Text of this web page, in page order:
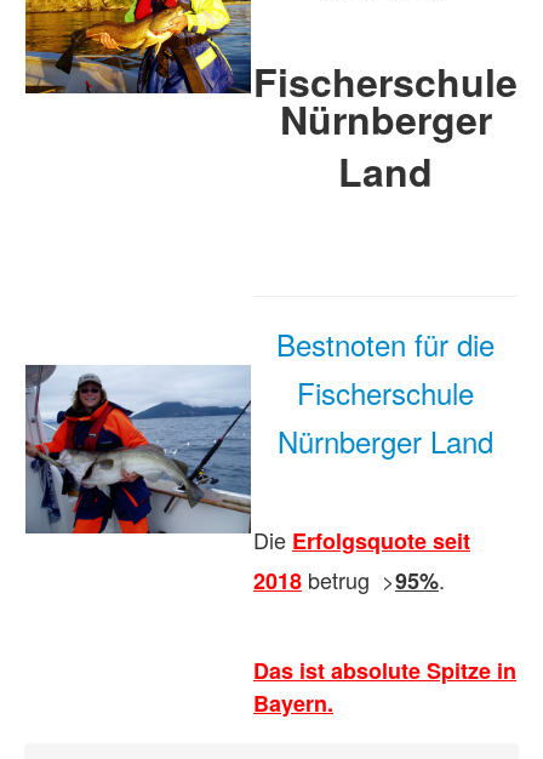
Fischerschule
Nürnberger
Land
Bestnoten für die
Fischerschule
Nürnberger Land
Die Erfolgsquote seit
2018 betrug >95%.
Das ist absolute Spitze in
Bayern.